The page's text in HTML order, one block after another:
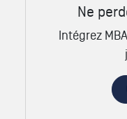
Ne
Intégrez